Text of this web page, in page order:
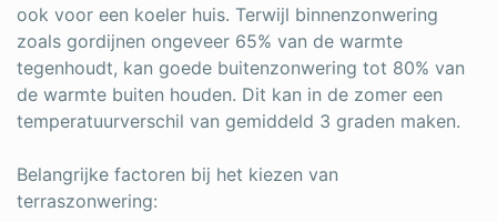
ook voor een koeler huis. Terwijl binnenzonwering
zoals gordijnen ongeveer 65% van de warmte
tegenhoudt, kan goede buitenzonwering tot 80% van
de warmte buiten houden. Dit kan in de zomer een
temperatuurverschil van gemiddeld 3 graden maken.
Belangrijke factoren bij het kiezen van
terraszonwering: